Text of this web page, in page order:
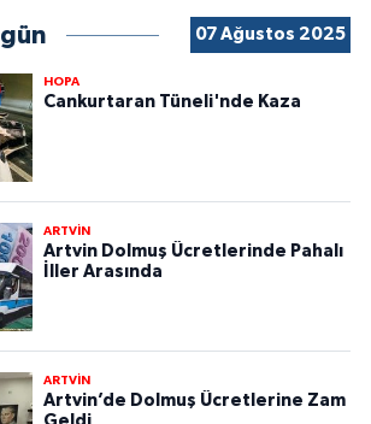
07 Ağustos 2025
HOPA
Cankurtaran Tüneli'nde Kaza
ARTVİN
Artvin Dolmuş Ücretlerinde Pahalı
İller Arasında
ARTVİN
Artvin’de Dolmuş Ücretlerine Zam